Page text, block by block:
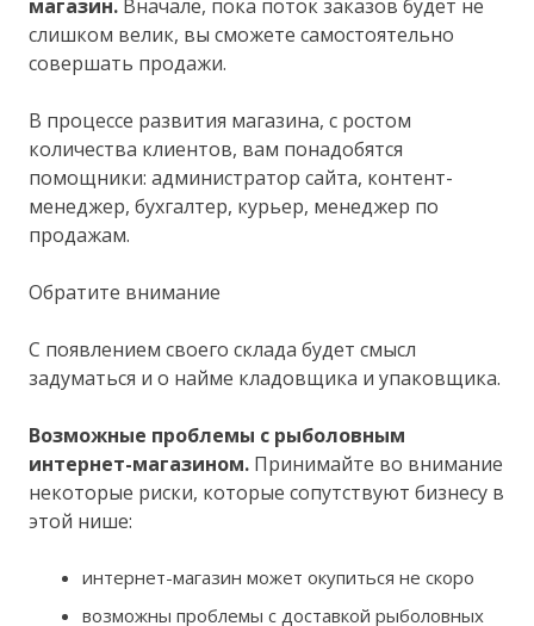
магазин. Вначале, пока поток заказов будет не
слишком велик, вы сможете самостоятельно
совершать продажи.
В процессе развития магазина, с ростом
количества клиентов, вам понадобятся
помощники: администратор сайта, контент-
менеджер, бухгалтер, курьер, менеджер по
продажам.
Обратите внимание
С появлением своего склада будет смысл
задуматься и о найме кладовщика и упаковщика.
Возможные проблемы с рыболовным
интернет-магазином. Принимайте во внимание
некоторые риски, которые сопутствуют бизнесу в
этой нише:
интернет-магазин может окупиться не скоро
возможны проблемы с доставкой рыболовных